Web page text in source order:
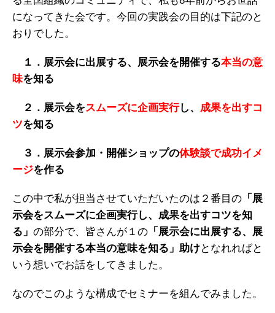
になってきた会です。今回の実践会の目的は下記のと
おりでした。
１．展示会に出展する、展示会を開催する本当の意
味を知る
２．展示会をスムーズに企画実行し、 成果を出すコ
ツを知る
３．展示会参加・開催ショップの体験談で成功イメ
ージを作る
この中で私が担当させていただいたのは２番目の 「展
示会をスムーズに企画実行し、成果を出すコツを知
る」 の部分で、皆さんが１の 「展示会に出展する、展
示会を開催する本当の意味を知る」助けとなれればと
いう想いでお話をしてきました。
なのでこのような構成でセミナーを組んでみました。